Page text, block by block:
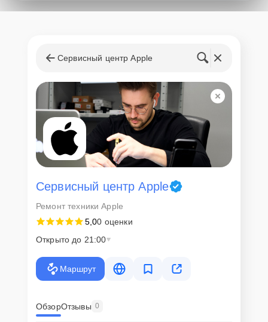
Сервисный центр Apple
Сервисный центр Apple
Ремонт техники Apple
5,00 оценки
Открыто до 21:00
Маршрут
ОбзорОтзывы 0